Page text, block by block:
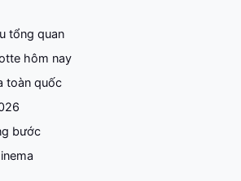
tổng quan
hôm nay
toàn quốc
bước